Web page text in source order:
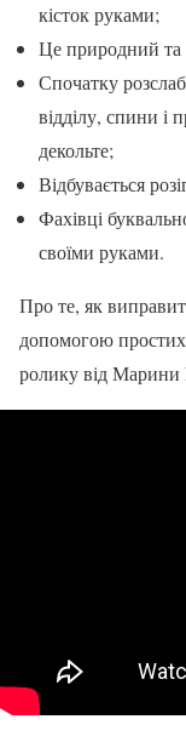
кісток руками;
Це природний та
Спочатку
відділу, спини і
декольте;
Відбувається
Фахівці
своїми руками.
Про те, як
допомогою
ролику від Марини